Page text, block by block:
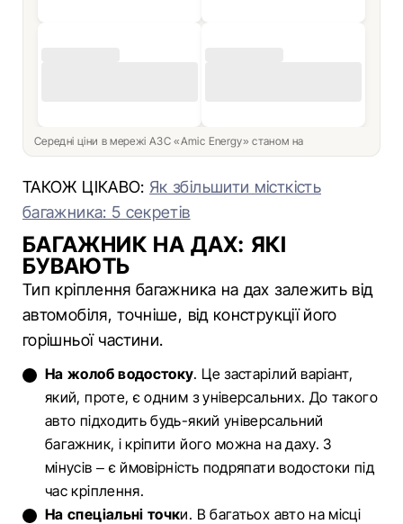
Середні ціни в мережі АЗС «Amic Energy» станом на
ТАКОЖ ЦІКАВО: Як збільшити місткість
багажника: 5 секретів
БАГАЖНИК НА ДАХ: ЯКІ
БУВАЮТЬ
Тип кріплення багажника на дах залежить від
автомобіля, точніше, від конструкції його
горішньої частини.
На жолоб водостоку. Це застарілий варіант,
який, проте, є одним з універсальних. До такого
авто підходить будь-який універсальний
багажник, і кріпити його можна на даху. З
мінусів – є ймовірність подряпати водостоки під
час кріплення.
На спеціальні точки. В багатьох авто на місці